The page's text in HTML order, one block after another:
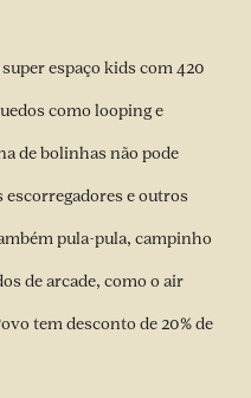
espaço kids com 420
como looping e
de bolinhas não pode
e outros
pula-pula, campinho
de arcade, como o air
tem desconto de 20% de